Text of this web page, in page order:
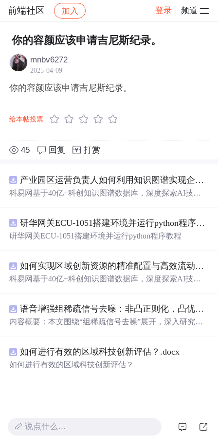
前端社区 加入 登录 频道
社区 前端社区 感慨 帖子详情
你的容颜应该申请吉尼斯纪录。
mnbv6272
2025-04-09
你的容颜应该申请吉尼斯纪录。
给本帖投票
45 回复 打赏
产业园区运营负责人如何利用知识图谱实现企业精准对接与协同？.docx
科易网基于40亿+科创知识图谱数据库，深度探索AI技术
新领域的AI+数智化解决方案，推动科技创新与产业创新
智能化发展。
研华网关ECU-1051搭建环境并运行python程序教程
研华网关ECU-1051搭建环境并运行python程序教程
如何实现区域创新资源的精准配置与高效流动？.docx
科易网基于40亿+科创知识图谱数据库，深度探索AI技术
新领域的AI+数智化解决方案，推动科技创新与产业创新
智能化发展。
语音增强组稀疏信号去噪：非凸正则化，凸优化研究（Matlab代码实现）
内容概要：本文围绕“组稀疏信号去噪”展开，深入研究了
则项克服传统稀疏恢复方法的局限性，从而在语音增强等
实际应用中实现更优的去噪性能。研究采用组稀疏建模范
强噪声环境下表现出更强的鲁棒性。; 适合人群：具备一定
如何进行有效的区域科技创新评估？.docx
如何进行有效的区域科技创新评估？
说点什么…